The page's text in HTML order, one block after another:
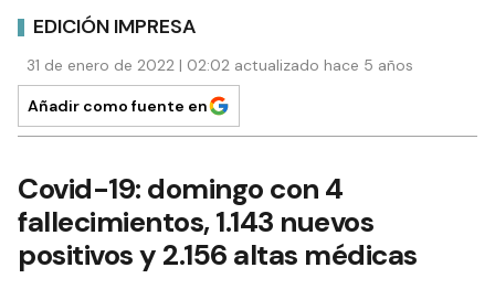
EDICIÓN IMPRESA
31 de enero de 2022 | 02:02 actualizado hace 5 años
Añadir como fuente en
Covid-19: domingo con 4
fallecimientos, 1.143 nuevos
positivos y 2.156 altas médicas